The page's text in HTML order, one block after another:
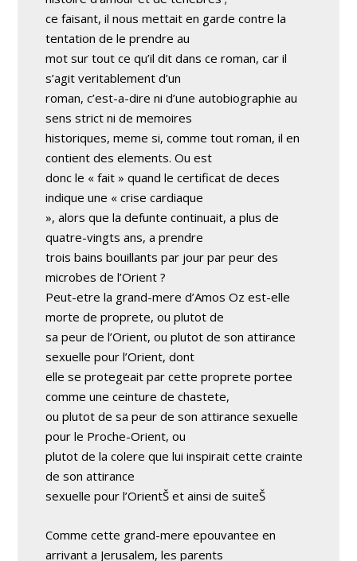
ce faisant, il nous mettait en garde contre la
tentation de le prendre au
mot sur tout ce qu’il dit dans ce roman, car il
s’agit veritablement d’un
roman, c’est-a-dire ni d’une autobiographie au
sens strict ni de memoires
historiques, meme si, comme tout roman, il en
contient des elements. Ou est
donc le « fait » quand le certificat de deces
indique une « crise cardiaque
», alors que la defunte continuait, a plus de
quatre-vingts ans, a prendre
trois bains bouillants par jour par peur des
microbes de l’Orient ?
Peut-etre la grand-mere d’Amos Oz est-elle
morte de proprete, ou plutot de
sa peur de l’Orient, ou plutot de son attirance
sexuelle pour l’Orient, dont
elle se protegeait par cette proprete portee
comme une ceinture de chastete,
ou plutot de sa peur de son attirance sexuelle
pour le Proche-Orient, ou
plutot de la colere que lui inspirait cette crainte
de son attirance
sexuelle pour l’OrientŠ et ainsi de suiteŠ
Comme cette grand-mere epouvantee en
arrivant a Jerusalem, les parents